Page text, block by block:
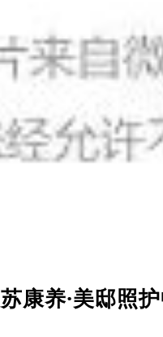
苏康养·美邸照